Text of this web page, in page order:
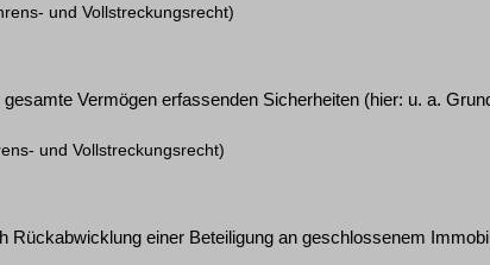
und Vollstreckungsrecht)
Vermögen erfassenden Sicherheiten (hier: u. a.
und Vollstreckungsrecht)
Rückabwicklung einer Beteiligung an geschlossenem